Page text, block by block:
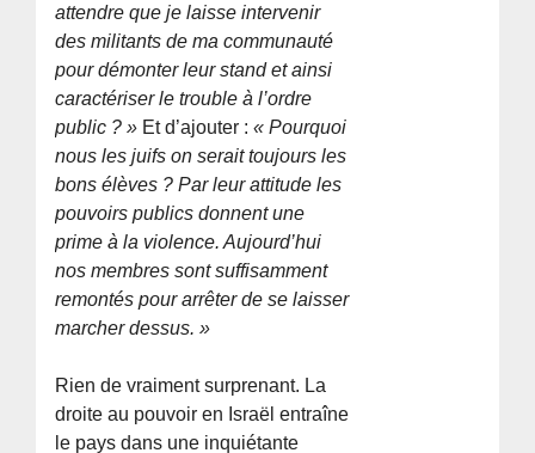
attendre que je laisse intervenir
des militants de ma communauté
pour démonter leur stand et ainsi
caractériser le trouble à l’ordre
public ? » Et d’ajouter :« Pourquoi
nous les juifs on serait toujours les
bons élèves ? Par leur attitude les
pouvoirs publics donnent une
prime à la violence. Aujourd’hui
nos membres sont suffisamment
remontés pour arrêter de se laisser
marcher dessus. »
Rien de vraiment surprenant. La
droite au pouvoir en Israël entraîne
le pays dans une inquiétante